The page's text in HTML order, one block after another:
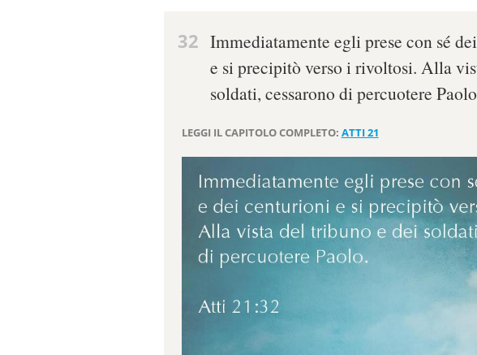
32 Immediatamente egli prese con sé
e si precipitò verso i rivoltosi. Alla
soldati, cessarono di percuotere
LEGGI IL CAPITOLO COMPLETO: ATTI 21